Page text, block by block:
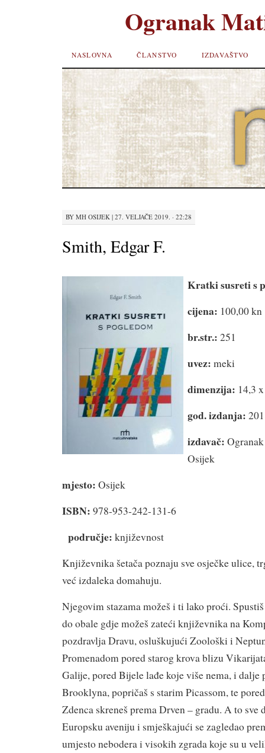
Ogranak
SKIP TO
CONTENT
NASLOVNA ČLANSTVO IZDAVAŠTVO
BY MH OSIJEK | 27. VELJAČE 2019. · 22:28
Smith, Edgar F.
Kratki susreti s
cijena: 100,00 kn
br.str.: 251
uvez: meki
dimenzija: 14,3
god. izdanja:
izdavač:
Osijek
mjesto: Osijek
ISBN: 978-953-242-131-6
područje: književnost
Književnika šetača poznaju sve osječke ulice,
već izdaleka domahuju.
Njegovim stazama možeš i ti lako proći.
do obale gdje možeš zateći književnika na
pozdravlja Dravu, osluškujući Zoološki i
Promenadom pored starog krova blizu
Galije, pored Bijele lađe koje više nema, i dalje
Brooklyna, popričaš s starim Picassom, te
Zdenca skreneš prema Drven – gradu. A to sve
Europsku aveniju i smješkajući se zagledao
umjesto nebodera i visokih zgrada koje su u